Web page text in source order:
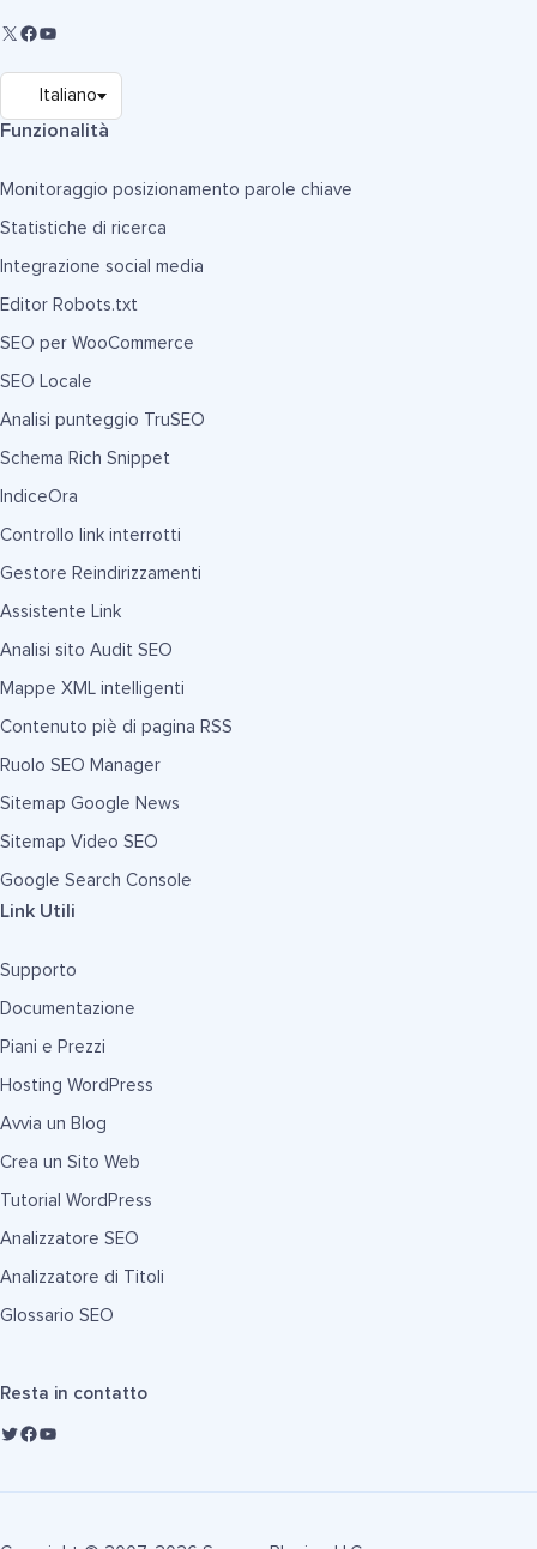
Funzionalità
Monitoraggio posizionamento parole chiave
Statistiche di ricerca
Integrazione social media
Editor Robots.txt
SEO per WooCommerce
SEO Locale
Analisi punteggio TruSEO
Schema Rich Snippet
IndiceOra
Controllo link interrotti
Gestore Reindirizzamenti
Assistente Link
Analisi sito Audit SEO
Mappe XML intelligenti
Contenuto piè di pagina RSS
Ruolo SEO Manager
Sitemap Google News
Sitemap Video SEO
Google Search Console
Link Utili
Supporto
Documentazione
Piani e Prezzi
Hosting WordPress
Avvia un Blog
Crea un Sito Web
Tutorial WordPress
Analizzatore SEO
Analizzatore di Titoli
Glossario SEO
Resta in contatto